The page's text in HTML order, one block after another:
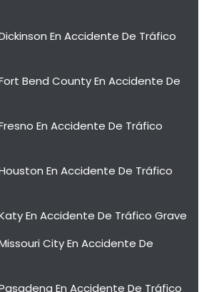
En Accidente De Tráfico
Bend County En Accidente De
En Accidente De Tráfico
En Accidente De Tráfico
En Accidente De Tráfico Grave
City En Accidente De
En Accidente De Tráfico